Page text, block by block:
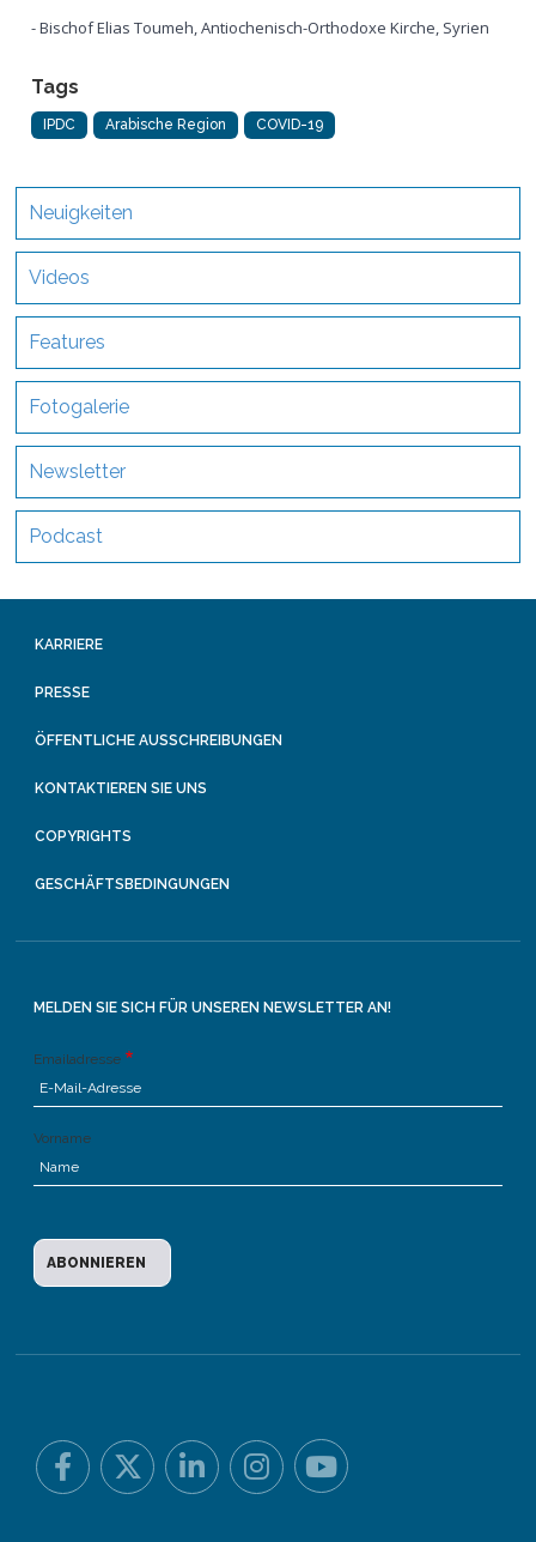
- Bischof Elias Toumeh, Antiochenisch-Orthodoxe Kirche, Syrien
Tags
IPDC Arabische Region COVID-19
Neuigkeiten
Videos
Features
Fotogalerie
Newsletter
Podcast
KARRIERE
PRESSE
ÖFFENTLICHE AUSSCHREIBUNGEN
KONTAKTIEREN SIE UNS
COPYRIGHTS
GESCHÄFTSBEDINGUNGEN
MELDEN SIE SICH FÜR UNSEREN NEWSLETTER AN!
Emailadresse
Vorname